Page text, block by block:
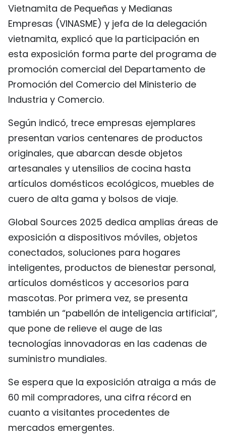
Vietnamita de Pequeñas y Medianas
Empresas (VINASME) y jefa de la delegación
vietnamita, explicó que la participación en
esta exposición forma parte del programa de
promoción comercial del Departamento de
Promoción del Comercio del Ministerio de
Industria y Comercio.
Según indicó, trece empresas ejemplares
presentan varios centenares de productos
originales, que abarcan desde objetos
artesanales y utensilios de cocina hasta
artículos domésticos ecológicos, muebles de
cuero de alta gama y bolsos de viaje.
Global Sources 2025 dedica amplias áreas de
exposición a dispositivos móviles, objetos
conectados, soluciones para hogares
inteligentes, productos de bienestar personal,
artículos domésticos y accesorios para
mascotas. Por primera vez, se presenta
también un “pabellón de inteligencia artificial”,
que pone de relieve el auge de las
tecnologías innovadoras en las cadenas de
suministro mundiales.
Se espera que la exposición atraiga a más de
60 mil compradores, una cifra récord en
cuanto a visitantes procedentes de
mercados emergentes.